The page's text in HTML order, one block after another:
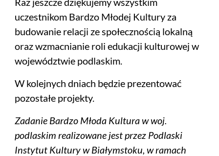
uczestnikom Bardzo Młodej Kultury za
budowanie relacji ze społecznością lokalną
oraz wzmacnianie roli edukacji kulturowej w
województwie podlaskim.
W kolejnych dniach będzie prezentować
pozostałe projekty.
Zadanie Bardzo Młoda Kultura w woj.
podlaskim realizowane jest przez Podlaski
Instytut Kultury w Białymstoku, w ramach